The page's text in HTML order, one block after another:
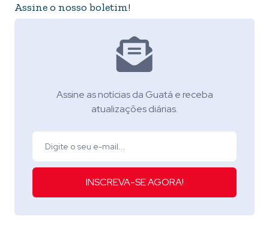
Assine o nosso boletim!
Assine as notícias da Guatá e receba
atualizações diárias.
INSCREVA-SE AGORA!